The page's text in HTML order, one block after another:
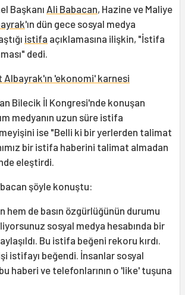
Başkanı Ali Babacan, Hazine ve Maliye
'ın dün gece sosyal medya
istifa açıklamasına ilişkin, "İstifa
dedi.
Albayrak'ın 'ekonomi' karnesi
Bilecik İl Kongresi'nde konuşan
medyanın uzun süre istifa
ise "Belli ki bir yerlerden talimat
bir istifa haberini talimat almadan
eleştirdi.
şöyle konuştu:
hem de basın özgürlüğünün durumu
sosyal medya hesabında bir
Bu istifa beğeni rekoru kırdı.
istifayı beğendi. İnsanlar sosyal
haberi ve telefonlarının o 'like' tuşuna